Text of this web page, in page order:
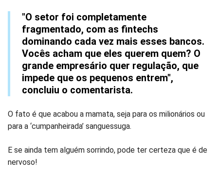
"O setor foi completamente
fragmentado, com as fintechs
dominando cada vez mais esses bancos.
Vocês acham que eles querem quem? O
grande empresário quer regulação, que
impede que os pequenos entrem",
concluiu o comentarista.
O fato é que acabou a mamata, seja para os milionários ou
para a ‘cumpanheirada’ sanguessuga.
E se ainda tem alguém sorrindo, pode ter certeza que é de
nervoso!